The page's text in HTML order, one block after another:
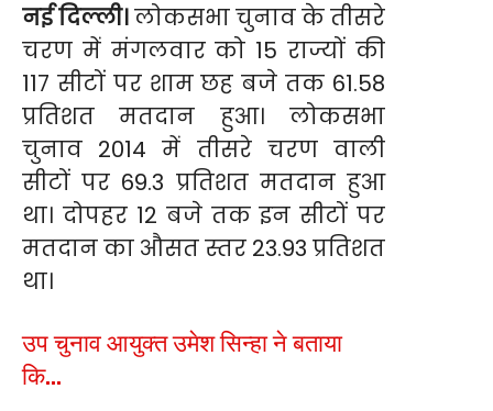
नई दिल्ली।लोकसभा चुनाव के तीसरे
चरण में मंगलवार को 15 राज्यों की
117 सीटों पर शाम छह बजे तक 61.58
प्रतिशत मतदान हुआ। लोकसभा
चुनाव 2014 में तीसरे चरण वाली
सीटों पर 69.3 प्रतिशत मतदान हुआ
था। दोपहर 12 बजे तक इन सीटों पर
मतदान का औसत स्तर 23.93 प्रतिशत
था।
उप चुनाव आयुक्त उमेश सिन्हा ने बताया
कि…